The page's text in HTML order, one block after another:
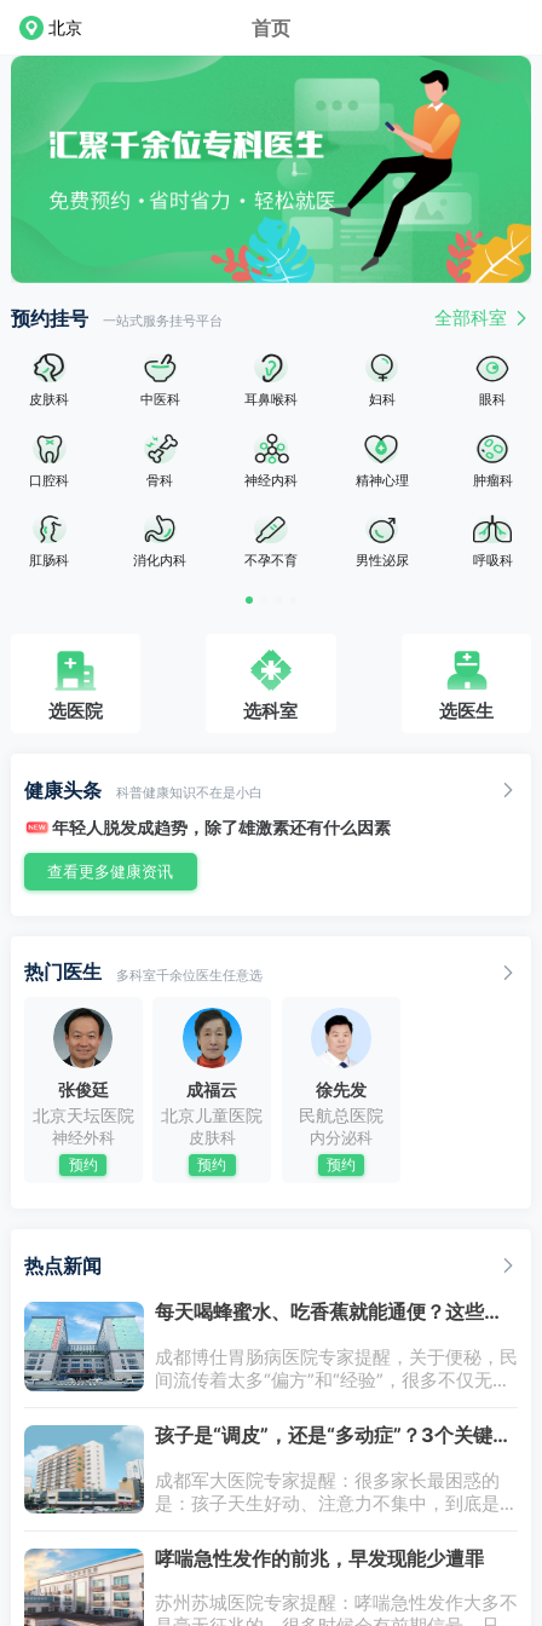
首页 找科室
北京 首页
预约挂号 一站式服务挂号平台 全部科室
皮肤科 中医科 耳鼻喉科 妇科 眼科
口腔科 骨科 神经内科 精神心理 肿瘤科
肛肠科 消化内科 不孕不育 男性泌尿 呼吸科
选医院 选科室 选医生
健康头条 科普健康知识不在是小白
年轻人脱发成趋势，除了雄激素还有什么因素
孩子比同龄人矮半头？别总说“晚长”！矮小症有明确标准
夏季荨麻疹高发，一到晚上就剧痒，如何正确缓解？
女性患焦虑症概率高于男性，原因竟是因为它
一文读懂基因与压力的掉发真相
抑郁症遗传问题：我的抑郁症会传给孩子吗？
查看更多健康资讯
热门医生 多科室千余位医生任意选
张俊廷
北京天坛医院
神经外科
预约
成福云
北京儿童医院
皮肤科
预约
徐先发
民航总医院
内分泌科
预约
热点新闻
每天喝蜂蜜水、吃香蕉就能通便？这些便
成都博仕胃肠病医院专家提醒，关于便秘，民
间流传着太多“偏方”和“经验”，很多不仅无
蕉就能通便。真相：蜂蜜的主要成分是果糖和
葡萄糖，对多数人并无明确的
孩子是“调皮”，还是“多动症”？3个关键区
成都军大医院专家提醒：很多家长最困惑的
是：孩子天生好动、注意力不集中，到底是正
实，两者有明显的区别，记住这3点，就能快
速初步判断，避免误判或忽视。区别
哮喘急性发作的前兆，早发现能少遭罪
苏州苏城医院专家提醒：哮喘急性发作大多不